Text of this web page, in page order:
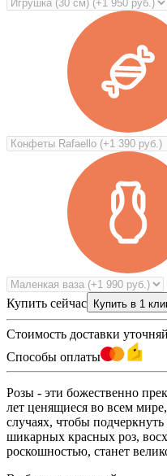
Купить сейчас Купить в 1
Стоимость доставки
Способы оплаты
Розы - эти божественно
лет ценящиеся во всем
случаях, чтобы
шикарных красных роз,
роскошностью, станет